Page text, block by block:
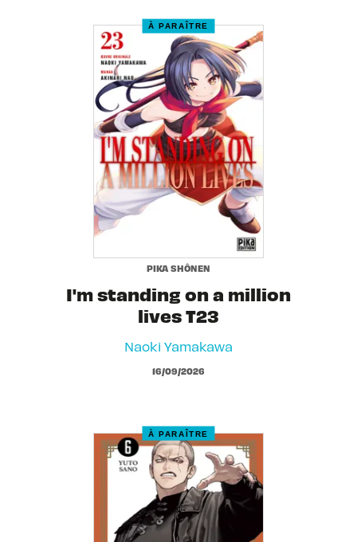
À PARAÎTRE
PIKA SHÔNEN
I'm standing on a million
lives T23
Naoki Yamakawa
16/09/2026
À PARAÎTRE